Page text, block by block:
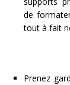
de
tout à fait
Prenez